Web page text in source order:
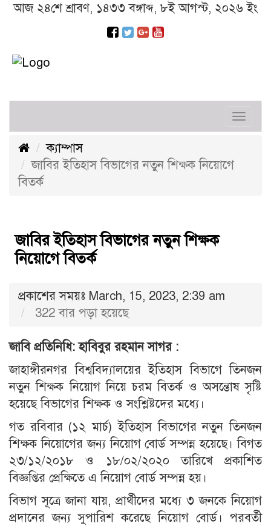
আজ ২৪শে শ্রাবণ, ১৪৩৩ বঙ্গাব্দ, ৮ই আগস্ট, ২০২৬ ইং
ক্যাম্পাস
জাবির ইতিহাস বিভাগের নতুন শিক্ষক নিয়োগে
বিতর্ক
জাবির ইতিহাস বিভাগের নতুন শিক্ষক
নিয়োগে বিতর্ক
প্রকাশের সময়ঃ March, 15, 2023, 2:39 am
322 বার পড়া হয়েছে
জাবি প্রতিনিধি: হাবিবুর রহমান সাগর :
জাহাঙ্গীরনগর বিশ্ববিদ্যালয়ের ইতিহাস বিভাগে তিনজন
নতুন শিক্ষক নিয়োগ নিয়ে চরম বিতর্ক ও অসন্তোষ সৃষ্টি
হয়েছে বিভাগের শিক্ষক ও সংশ্লিষ্টদের মধ্যে।
গত রবিবার (১২ মার্চ) ইতিহাস বিভাগের নতুন তিনজন
শিক্ষক নিয়োগের জন্য নিয়োগ বোর্ড সম্পন্ন হয়েছে। বিগত
২৩/১২/২০১৮ ও ১৮/০২/২০২০ তারিখে প্রকাশিত
বিজ্ঞপ্তির প্রেক্ষিতে এ নিয়োগ বোর্ড সম্পন্ন হয়।
বিভাগ সূত্রে জানা যায়, প্রার্থীদের মধ্যে ৩ জনকে নিয়োগ
প্রদানের জন্য সুপারিশ করেছে নিয়োগ বোর্ড। পরবর্তী